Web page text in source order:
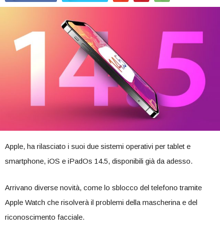
Apple, ha rilasciato i suoi due sistemi operativi per tablet e
smartphone, iOS e iPadOs 14.5, disponibili già da adesso.
Arrivano diverse novità, come lo sblocco del telefono tramite
Apple Watch che risolverà il problemi della mascherina e del
riconoscimento facciale.